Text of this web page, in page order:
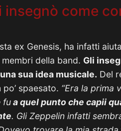
insegnò come
ex Genesis, ha infatti
della band. Gli
sua idea musicale. Del
spaesato. “Era la prima
fua quel punto che capii
. Gli Zeppelin infatti